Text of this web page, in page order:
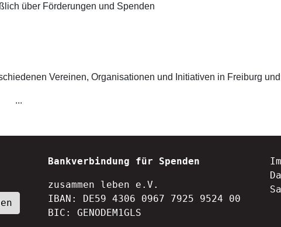
über Förderungen und Spenden
Vereinen, Organisationen und Initiativen in Freiburg
...
Bankverbindung für Spenden
zusammen leben e.V.
IBAN: DE59 4306 0967 7925 9524 00
BIC: GENODEM1GLS